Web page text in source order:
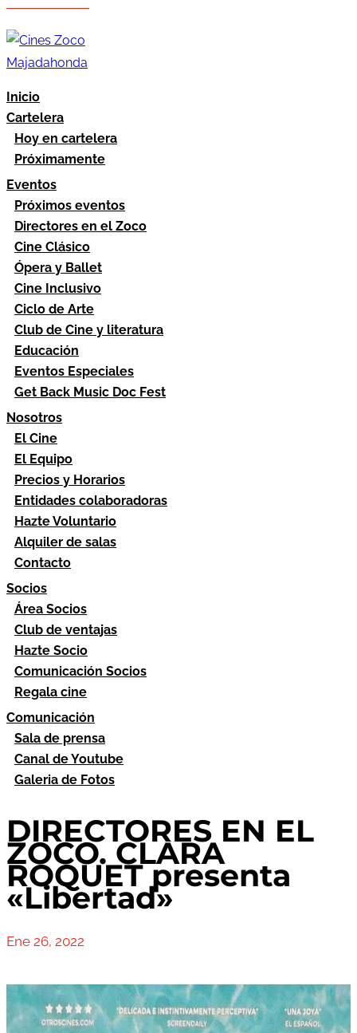
Inicio
Cartelera
Hoy en cartelera
Próximamente
Eventos
Próximos eventos
Directores en el Zoco
Cine Clásico
Ópera y Ballet
Cine Inclusivo
Ciclo de Arte
Club de Cine y literatura
Educación
Eventos Especiales
Get Back Music Doc Fest
Nosotros
El Cine
El Equipo
Precios y Horarios
Entidades colaboradoras
Hazte Voluntario
Alquiler de salas
Contacto
Socios
Área Socios
Club de ventajas
Hazte Socio
Comunicación Socios
Regala cine
Comunicación
Sala de prensa
Canal de Youtube
Galeria de Fotos
DIRECTORES EN EL
ZOCO. CLARA
ROQUET presenta
«Libertad»
Ene 26, 2022